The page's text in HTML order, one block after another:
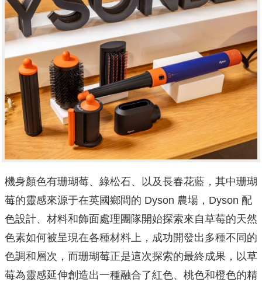
機身顏色有珊瑚莓、綠松石、以及長春花藍，其中珊瑚
莓的靈感來源于在英國鄉間的 Dyson 農場，Dyson 配
色設計、材料和飾面處理團隊開始探索來自草莓的天然
色素如何被呈現在各種材料上，成功開發出多種不同的
色調和層次，而珊瑚莓正是這次探索的最終成果，以草
莓為靈感延伸創造出一種融合了紅色、桃色和橙色的精